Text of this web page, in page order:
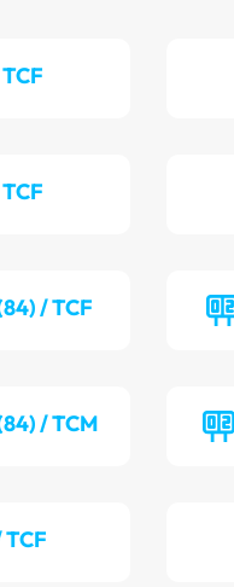
/ TCF
/ TCM
TCF